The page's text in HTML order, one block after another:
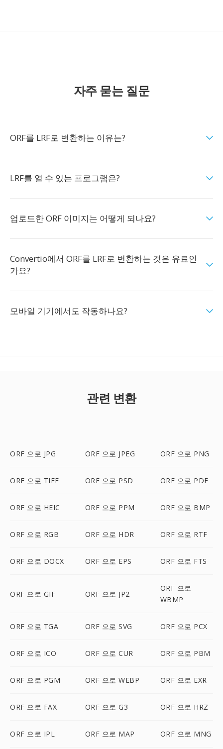
자주 묻는 질문
ORF를 LRF로 변환하는 이유는?
LRF를 열 수 있는 프로그램은?
업로드한 ORF 이미지는 어떻게 되나요?
Convertio에서 ORF를 LRF로 변환하는 것은 유료인
가요?
모바일 기기에서도 작동하나요?
관련 변환
ORF 으로 JPG ORF 으로 JPEG ORF 으로 PNG
ORF 으로 TIFF ORF 으로 PSD ORF 으로 PDF
ORF 으로 HEIC ORF 으로 PPM ORF 으로 BMP
ORF 으로 RGB ORF 으로 HDR ORF 으로 RTF
ORF 으로 DOCX ORF 으로 EPS ORF 으로 FTS
ORF 으로 GIF ORF 으로 JP2
ORF 으로
WBMP
ORF 으로 TGA ORF 으로 SVG ORF 으로 PCX
ORF 으로 ICO ORF 으로 CUR ORF 으로 PBM
ORF 으로 PGM ORF 으로 WEBP ORF 으로 EXR
ORF 으로 FAX ORF 으로 G3 ORF 으로 HRZ
ORF 으로 IPL ORF 으로 MAP ORF 으로 MNG